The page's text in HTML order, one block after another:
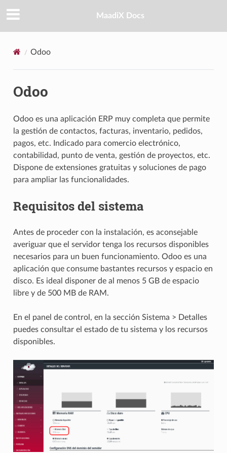
MaadiX Docs
Odoo
Odoo
Odoo es una aplicación ERP muy completa que permite
la gestión de contactos, facturas, inventario, pedidos,
pagos, etc. Indicado para comercio electrónico,
contabilidad, punto de venta, gestión de proyectos, etc.
Dispone de extensiones gratuitas y soluciones de pago
para ampliar las funcionalidades.
Requisitos del sistema
Antes de proceder con la instalación, es aconsejable
averiguar que el servidor tenga los recursos disponibles
necesarios para un buen funcionamiento. Odoo es una
aplicación que consume bastantes recursos y espacio en
disco. Es ideal disponer de al menos 5 GB de espacio
libre y de 500 MB de RAM.
En el panel de control, en la sección Sistema > Detalles
puedes consultar el estado de tu sistema y los recursos
disponibles.